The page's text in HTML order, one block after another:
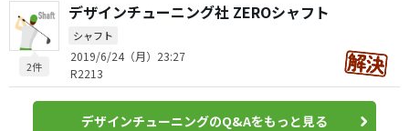
2件
デザインチューニング社 ZEROシャフト
シャフト
2019/6/24（月）23:27
R2213
デザインチューニングのQ&Aをもっと見る